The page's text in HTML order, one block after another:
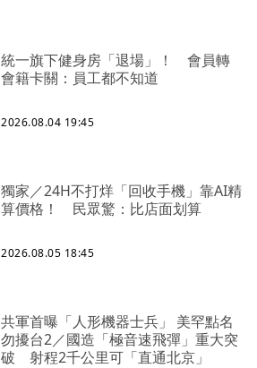
統一旗下健身房「退場」！ 會員轉
會籍卡關：員工都不知道
2026.08.04 19:45
獨家／24H不打烊「回收手機」靠AI精
算價格！ 民眾驚：比店面划算
2026.08.05 18:45
共軍首曝「人形機器士兵」 美罕點名
勿擾台2／國造「極音速飛彈」重大突
破 射程2千公里可「直通北京」